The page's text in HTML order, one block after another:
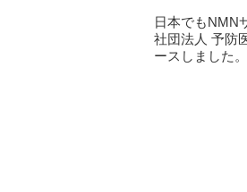
日本でもNMN
社団法人 予防
ースしました。